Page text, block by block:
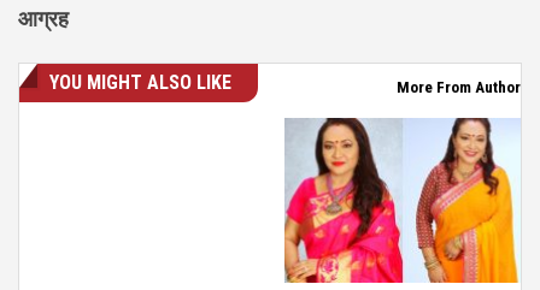
आग्रह
YOU MIGHT ALSO LIKE More From Author